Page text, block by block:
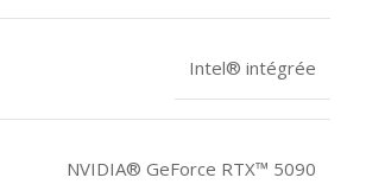
Intel® intégrée
NVIDIA® GeForce RTX™ 5090